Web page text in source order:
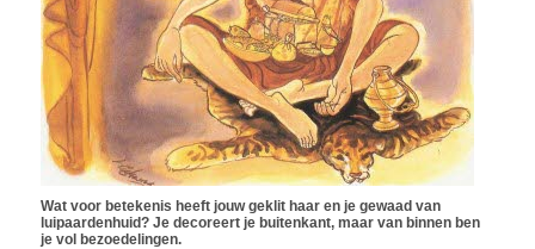
Wat voor betekenis heeft jouw geklit haar en je gewaad van
luipaardenhuid? Je decoreert je buitenkant, maar van binnen ben
je vol bezoedelingen.